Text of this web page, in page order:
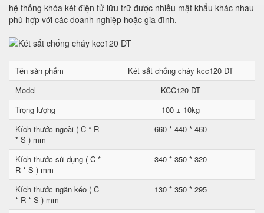
hệ thống khóa két điện tử lữu trữ được nhiều mật khẩu khác nhau
phù hợp với các doanh nghiệp hoặc gia đình.
Tên sản phẩm
Két sắt chống cháy kcc120 DT
Model
KCC120 DT
Trọng lượng
100 ± 10kg
Kích thước ngoài ( C * R
* S ) mm
660 * 440 * 460
Kích thước sử dụng ( C *
R * S ) mm
340 * 350 * 320
Kích thước ngăn kéo ( C
* R * S ) mm
130 * 350 * 295